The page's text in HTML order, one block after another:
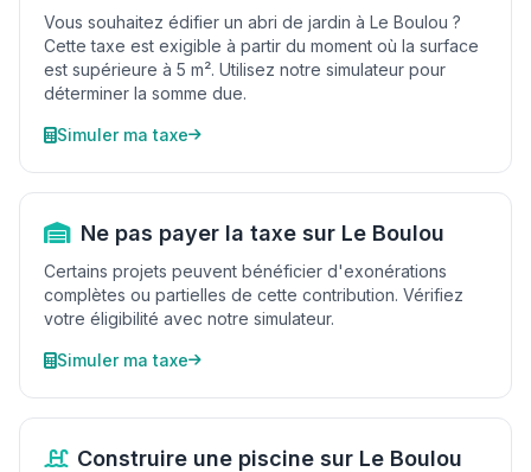
Vous souhaitez édifier un abri de jardin à Le Boulou ?
Cette taxe est exigible à partir du moment où la surface
est supérieure à 5 m². Utilisez notre simulateur pour
déterminer la somme due.
Simuler ma taxe
Ne pas payer la taxe sur Le Boulou
Certains projets peuvent bénéficier d'exonérations
complètes ou partielles de cette contribution. Vérifiez
votre éligibilité avec notre simulateur.
Simuler ma taxe
Construire une piscine sur Le Boulou